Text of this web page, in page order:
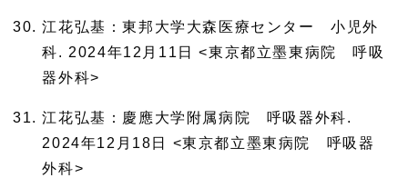
江花弘基：東邦大学大森医療センター 小児外
科. 2024年12月11日 <東京都立墨東病院 呼吸
器外科>
江花弘基：慶應大学附属病院 呼吸器外科.
2024年12月18日 <東京都立墨東病院 呼吸器
外科>